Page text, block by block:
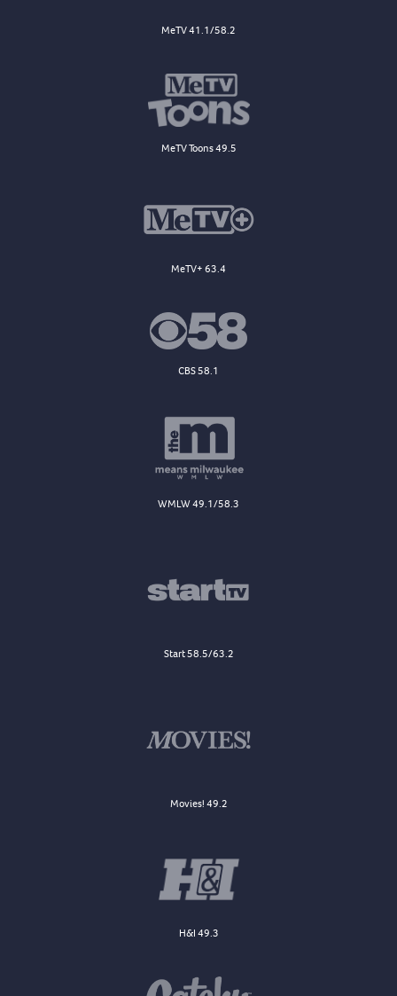
MeTV 41.1/58.2
MeTV Toons 49.5
MeTV+ 63.4
CBS 58.1
WMLW 49.1/58.3
Start 58.5/63.2
Movies! 49.2
H&I 49.3